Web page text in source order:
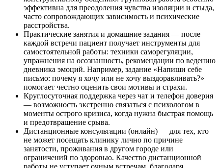
эффективна для преодоления чувства изоляции и стыда,
часто сопровождающих зависимость и психические
расстройства.
Практические занятия и домашние задания — после
каждой встречи пациент получает инструменты для
самостоятельной работы: техники саморегуляции,
упражнения на осознанность, рекомендации по ведению
дневника эмоций. Например, задание «Напиши себе
письмо: почему я хочу или не хочу выздоравливать?»
помогает честно оценить свои мотивы и страхи.
Круглосуточная поддержка через чат и телефон доверия
— возможность экстренно связаться с психологом в
моменты острого кризиса, когда нужна быстрая помощь
и предотвращение срыва.
Дистанционные консультации (онлайн) — для тех, кто
не может посещать клинику лично по причине
занятости, проживания в другом городе или
ограничений по здоровью. Качество дистанционной